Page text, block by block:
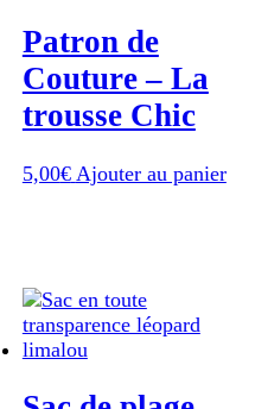
Patron de
Couture – La
trousse Chic
5,00€ Ajouter au panier